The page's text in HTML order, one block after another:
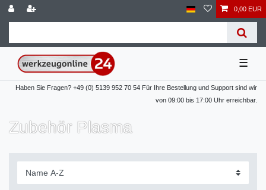
0,00 EUR
☰
Haben Sie Fragen? +49 (0) 5139 952 70 54 Für Ihre Bestellung und Support sind wir
von 09:00 bis 17:00 Uhr erreichbar.
Zubehör Plasma